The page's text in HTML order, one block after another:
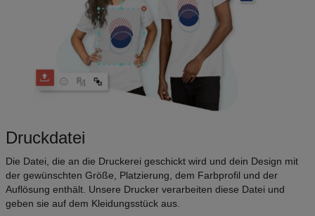
Druckdatei
Die Datei, die an die Druckerei geschickt wird und dein Design mit
der gewünschten Größe, Platzierung, dem Farbprofil und der
Auflösung enthält. Unsere Drucker verarbeiten diese Datei und
geben sie auf dem Kleidungsstück aus.